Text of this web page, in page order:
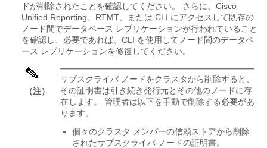
ドが削除されたことを確認してください。 さらに、 Cisco
Unified Reporting 、RTMT、または CLI にアクセスして既存の
ノード間でデータベース レプリケーションが行われていること
を確認し、必要であれば、CLI を使用してノード間のデータベ
ース レプリケーションを修復してください。
（注）
サブスクライバ ノードをクラスタから削除すると、
その証明書は引き続き発行元とその他のノードに存
在します。 管理者は以下を手動で削除する必要があ
ります。
個々のクラスタ メンバーの信頼ストアから削除
されたサブスクライバ ノードの証明書。